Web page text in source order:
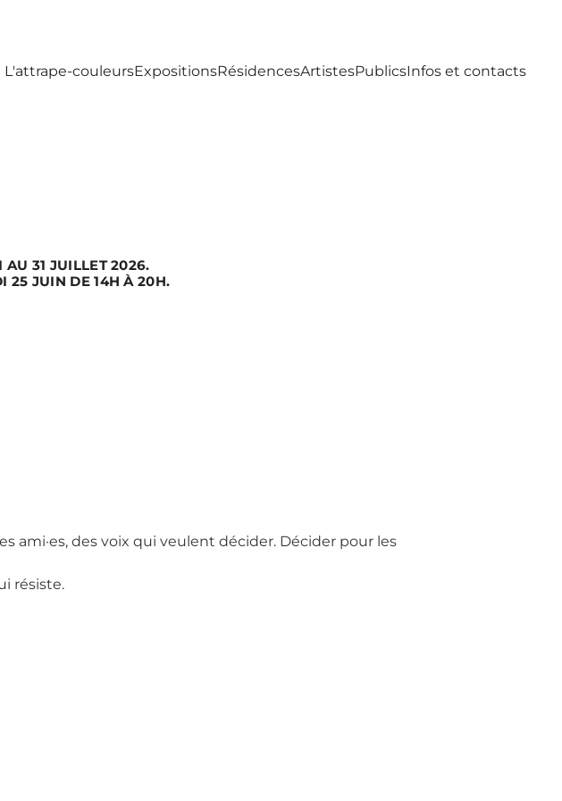
L'attrape-couleursExpositionsRésidencesArtistesPublicsInfos et contacts
AU 31 JUILLET 2026.
25 JUIN DE 14H À 20H.
ami·es, des voix qui veulent décider. Décider pour les
résiste.